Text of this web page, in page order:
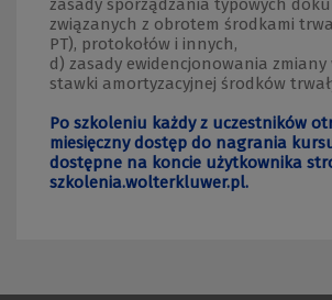
zasady sporządzania typowych
związanych z obrotem środkami
PT), protokołów i innych,
d) zasady ewidencjonowania zmiany
stawki amortyzacyjnej środków
Po szkoleniu każdy z uczestników
miesięczny dostęp do nagrania
dostępne na koncie użytkownika
szkolenia.wolterkluwer.pl.